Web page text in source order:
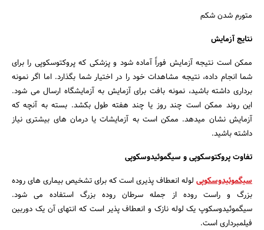
متورم شدن شکم
نتایج آزمایش
ممکن است نتیجه آزمایش فوراً آماده شود و پزشکی که پروکتوسکوپی را برای
شما انجام داده، نتیجه مشاهدات خود را در اختیار شما بگذارد. اما اگر نمونه
برداری داشته باشید، نمونه بافت برای آزمایش به آزمایشگاه ارسال می شود.
این روند ممکن است چند روز یا چند هفته طول بکشد. بسته به آنچه که
آزمایش نشان میدهد. ممکن است به آزمایشات یا درمان های بیشتری نیاز
داشته باشید.
تفاوت پروکتوسکوپی و سیگموئیدوسکوپی
سیگموئیدوسکوپی لوله انعطاف پذیری است که برای تشخیص بیماری های روده
بزرگ و راست روده از جمله سرطان روده بزرگ استفاده می شود.
سیگموئیدوسکوپ یک لوله نازک و انعطاف پذیر است که انتهای آن یک دوربین
فیلمبرداری است.